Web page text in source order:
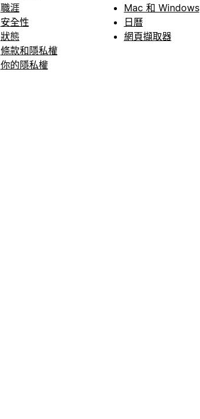
職涯
安全性
狀態
條款和隱私權
你的隱私權
Mac 和 Windows
日曆
網頁擷取器